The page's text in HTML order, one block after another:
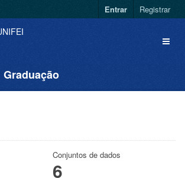
Entrar Registrar
Graduação
Conjuntos de dados
6